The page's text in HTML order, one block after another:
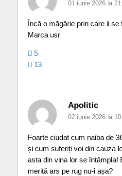
01 iunie 2026 la
Încă o măgărie prin care li se
Marca usr
5
13
Apolitic
02 iunie 2026 la
Foarte ciudat cum naiba de
și cum suferiți voi din cauza
asta din vina lor se întâmpla!
merită ars pe rug nu-i așa?